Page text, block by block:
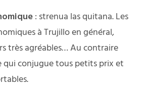
: strenua las quitana. Les
à Trujillo en général,
très agréables… Au contraire
qui conjugue tous petits prix et